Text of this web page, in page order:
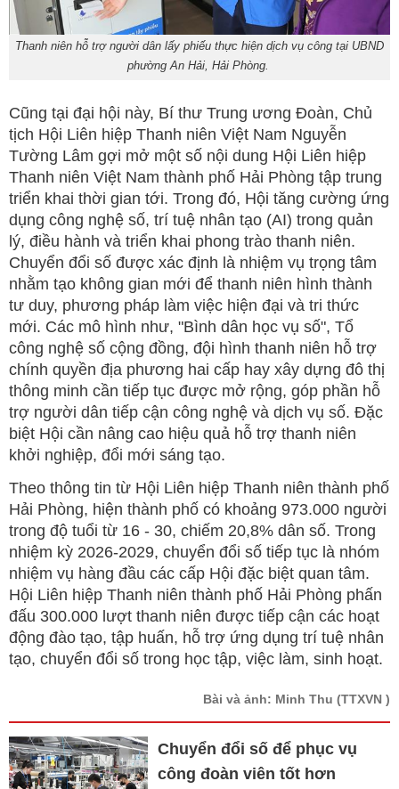
Thanh niên hỗ trợ người dân lấy phiếu thực hiện dịch vụ công tại UBND
phường An Hải, Hải Phòng.
Cũng tại đại hội này, Bí thư Trung ương Đoàn, Chủ
tịch Hội Liên hiệp Thanh niên Việt Nam Nguyễn
Tường Lâm gợi mở một số nội dung Hội Liên hiệp
Thanh niên Việt Nam thành phố Hải Phòng tập trung
triển khai thời gian tới. Trong đó, Hội tăng cường ứng
dụng công nghệ số, trí tuệ nhân tạo (AI) trong quản
lý, điều hành và triển khai phong trào thanh niên.
Chuyển đổi số được xác định là nhiệm vụ trọng tâm
nhằm tạo không gian mới để thanh niên hình thành
tư duy, phương pháp làm việc hiện đại và tri thức
mới. Các mô hình như, "Bình dân học vụ số", Tổ
công nghệ số cộng đồng, đội hình thanh niên hỗ trợ
chính quyền địa phương hai cấp hay xây dựng đô thị
thông minh cần tiếp tục được mở rộng, góp phần hỗ
trợ người dân tiếp cận công nghệ và dịch vụ số. Đặc
biệt Hội cần nâng cao hiệu quả hỗ trợ thanh niên
khởi nghiệp, đổi mới sáng tạo.
Theo thông tin từ Hội Liên hiệp Thanh niên thành phố
Hải Phòng, hiện thành phố có khoảng 973.000 người
trong độ tuổi từ 16 - 30, chiếm 20,8% dân số. Trong
nhiệm kỳ 2026-2029, chuyển đổi số tiếp tục là nhóm
nhiệm vụ hàng đầu các cấp Hội đặc biệt quan tâm.
Hội Liên hiệp Thanh niên thành phố Hải Phòng phấn
đấu 300.000 lượt thanh niên được tiếp cận các hoạt
động đào tạo, tập huấn, hỗ trợ ứng dụng trí tuệ nhân
tạo, chuyển đổi số trong học tập, việc làm, sinh hoạt.
Bài và ảnh: Minh Thu (TTXVN )
Chuyển đổi số để phục vụ
công đoàn viên tốt hơn